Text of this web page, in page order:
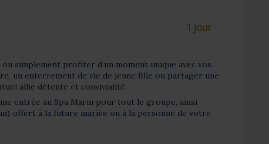
1 jour
simplement profiter d’un moment unique avec vos
un enterrement de vie de jeune fille ou partager une
allie détente et convivialité.
entrée au Spa Marin pour tout le groupe, ainsi
offert à la future mariée ou à la personne de votre